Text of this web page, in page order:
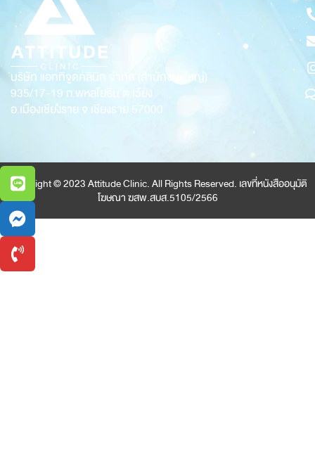
บริษัท แอททิจูดคลินิก จำกัด (สำนักงานใหญ่)
935/17-19 ถ.พหลโยธิน ต.เวียง
อ.เมืองเชียงราย จ.เชียงราย 57000
Copyright © 2023 Attitude Clinic. All Rights Reserved. เลขที่หนังสืออนุมัติ
โฆษณา ฆสพ.สบส.5105/2566